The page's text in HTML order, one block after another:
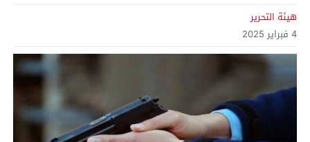
هيئة التحرير
4 فبراير 2025